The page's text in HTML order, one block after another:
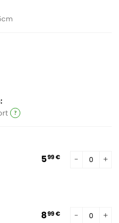
599 €
899 €